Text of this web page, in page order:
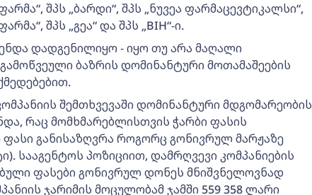
შპს „ბარდი“, შპს „ნუვეა ფარმაცევტიკალსი“,
შპს „გეა“ და შპს „BIH“-ი.
დადგენილიყო - იყო თუ არა მაღალი
გამოწვეული ბაზრის დომინანტური მოთამაშეების
შემთხვევაში დომინანტური მდგომარეობის
რაც მომხმარებლისთვის ჭარბი ფასის
ფასი განისაზღვრა როგორც გონივრულ მარჟაზე
სააგენტოს პოზიციით, დამრღვევი კომპანიების
ფასები გონივრულ დონეს მნიშვნელოვნად
ჯარიმის მოცულობამ ჯამში 559 358 ლარი